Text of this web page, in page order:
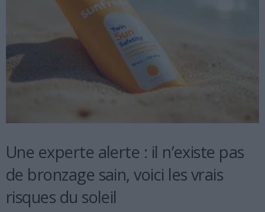
Une experte alerte : il n’existe pas
de bronzage sain, voici les vrais
risques du soleil